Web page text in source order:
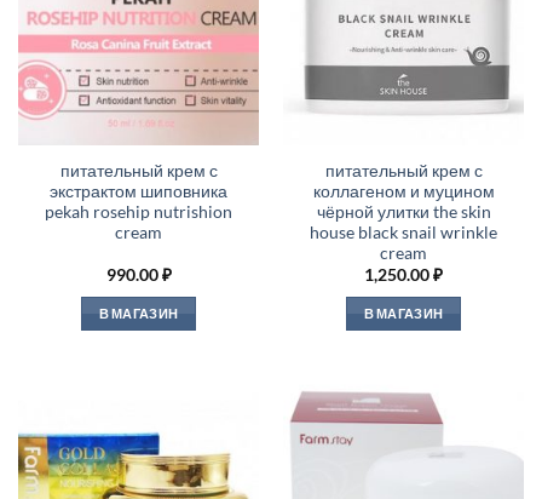
питательный крем с
экстрактом шиповника
pekah rosehip nutrishion
cream
990.00₽
В МАГАЗИН
питательный крем с
коллагеном и муцином
чёрной улитки the skin
house black snail wrinkle
cream
1,250.00₽
В МАГАЗИН